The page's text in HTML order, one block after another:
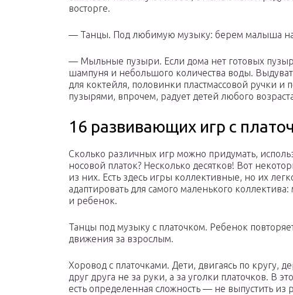
восторге.
— Танцы. Под любимую музыку: берем малыша на
— Мыльные пузыри. Если дома нет готовых
шампуня и небольшого количества воды.
для коктейля, половинки пластмассовой ручки
пузырями, впрочем, радует детей любого
16 развивающих игр с
Сколько различных игр можно придумать,
носовой платок? Несколько десятков! Вот
из них. Есть здесь игры коллективные, но их
адаптировать для самого маленького коллектива:
и ребенок.
Танцы под музыку с платочком. Ребенок
движения за взрослым.
Хоровод с платочками. Дети, двигаясь по кругу,
друг друга не за руки, а за уголки платочков. В
есть определенная сложность — не выпустить из